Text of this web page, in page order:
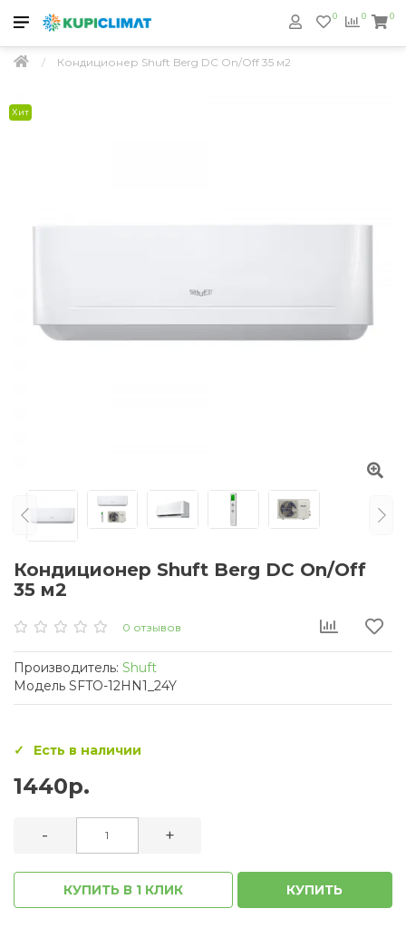
0
0 0
Кондиционер Shuft Berg DC On/Off 35 м2
Хит
Кондиционер Shuft Berg DC On/Off
35 м2
0 отзывов
Производитель: Shuft
Модель SFTO-12HN1_24Y
Есть в наличии
1440р.
- +
КУПИТЬ В 1 КЛИК КУПИТЬ